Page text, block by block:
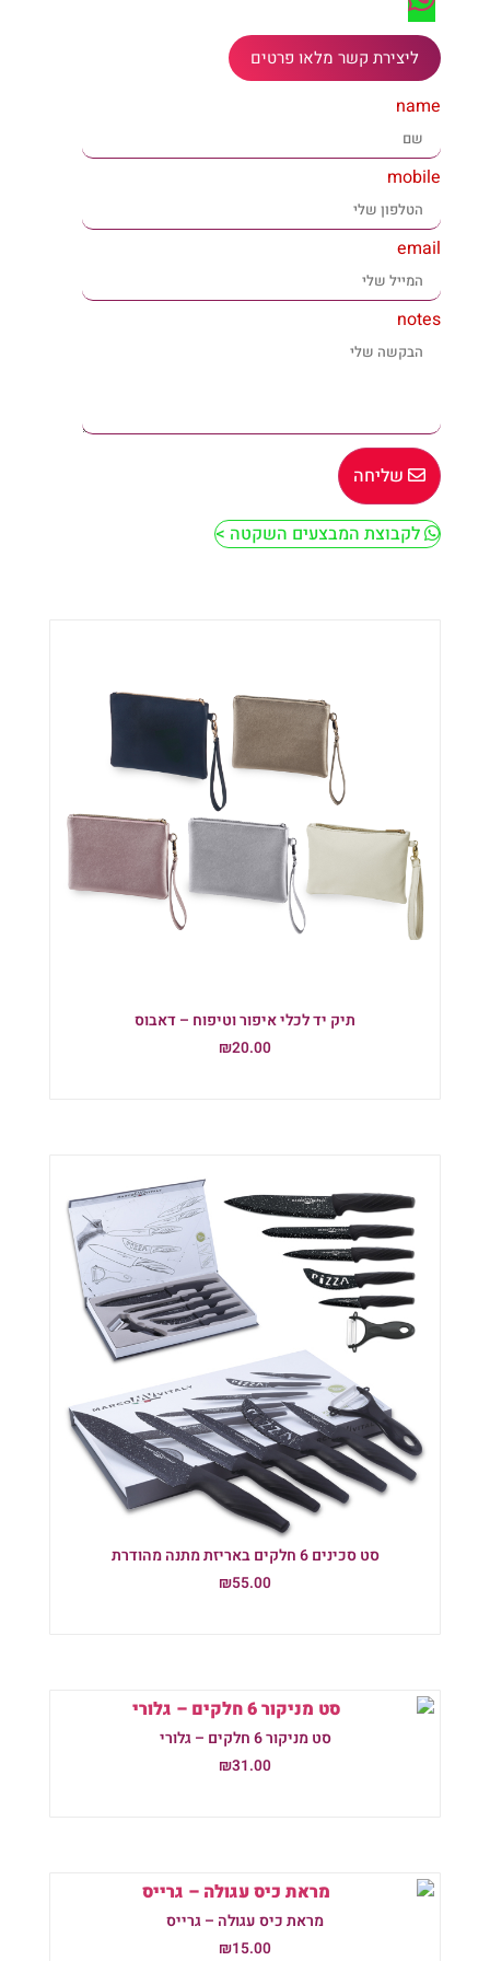
ליצירת קשר מלאו פרטים
name
mobile
email
notes
שליחה
לקבוצת המבצעים השקטה >
תיק יד לכלי איפור וטיפוח – דאבוס
₪20.00
סט סכינים 6 חלקים באריזת מתנה מהודרת
₪55.00
סט מניקור 6 חלקים – גלורי
₪31.00
מראת כיס עגולה – גרייס
₪15.00